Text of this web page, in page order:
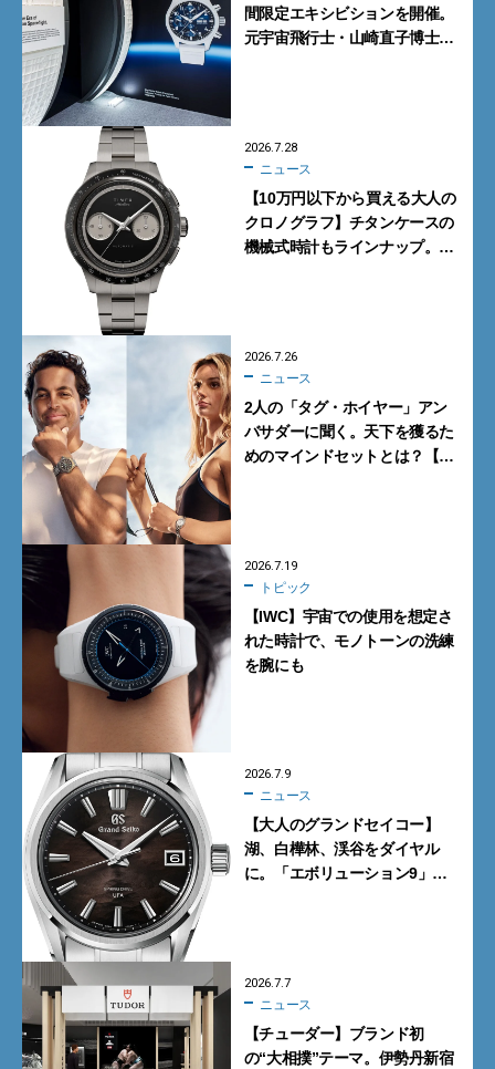
間限定エキシビションを開催。
元宇宙飛行士・山崎直子博士に
2026.7.28
ニュース
【10万円以下から買える大人の
クロノグラフ】チタンケースの
機械式時計もラインナップ。タ
2026.7.26
ニュース
2人の「タグ・ホイヤー」アン
バサダーに聞く。天下を獲るた
めのマインドセットとは？【イ
2026.7.19
トピック
【IWC】宇宙での使用を想定さ
れた時計で、モノトーンの洗練
を腕にも
2026.7.9
ニュース
【大人のグランドセイコー】
湖、白樺林、渓谷をダイヤル
に。「エボリューション9」の
2026.7.7
ニュース
【チューダー】ブランド初
の“大相撲”テーマ。伊勢丹新宿